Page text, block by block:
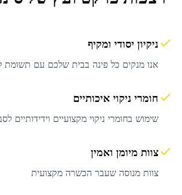
ניקיון יסודי ומקיף
אנו מנקים כל פינה בבית שלכם עם תשומת
חומרי ניקוי איכותיים
שימוש בחומרי ניקוי מקצועיים וידידותיים
צוות מיומן ואמין
צוות מנוסה שעבר הכשרה מקצועית